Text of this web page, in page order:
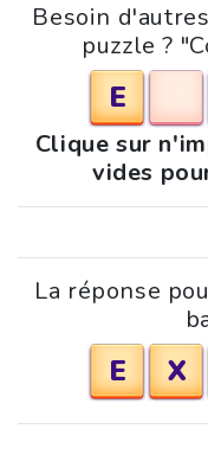
Besoin
puzzle ?
E
Clique sur
vides
La réponse
E X